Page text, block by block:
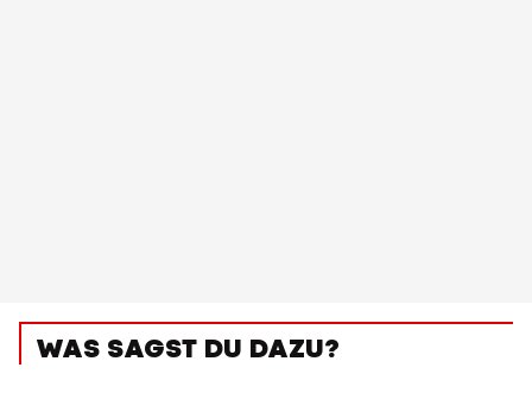
WAS SAGST DU DAZU?